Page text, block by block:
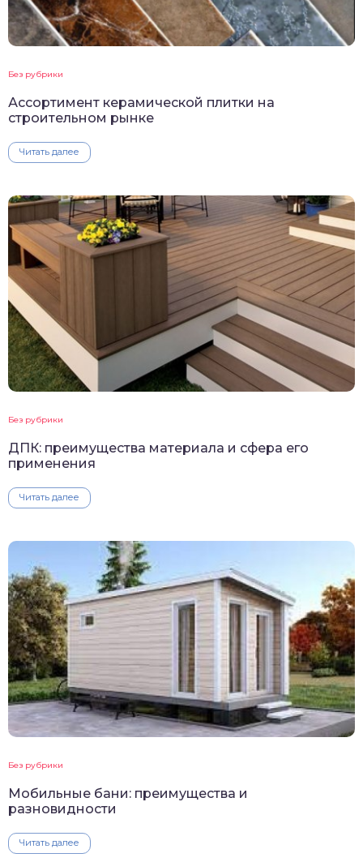
Без рубрики
Ассортимент керамической плитки на
строительном рынке
Читать далее
Без рубрики
ДПК: преимущества материала и сфера его
применения
Читать далее
Без рубрики
Мобильные бани: преимущества и
разновидности
Читать далее